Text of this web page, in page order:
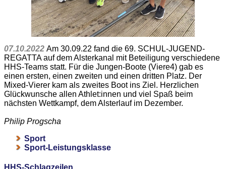
07.10.2022 Am 30.09.22 fand die 69. SCHUL-JUGEND-
REGATTA auf dem Alsterkanal mit Beteiligung verschiedene
HHS-Teams statt. Für die Jungen-Boote (Viere4) gab es
einen ersten, einen zweiten und einen dritten Platz. Der
Mixed-Vierer kam als zweites Boot ins Ziel. Herzlichen
Glückwunsche allen Athlet:innen und viel Spaß beim
nächsten Wettkampf, dem Alsterlauf im Dezember.
Philip Progscha
Sport
Sport-Leistungsklasse